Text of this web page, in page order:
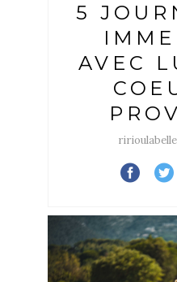
5
AVEC